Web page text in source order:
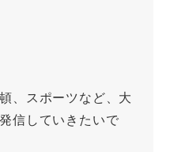
、スポーツなど、大
信していきたいで